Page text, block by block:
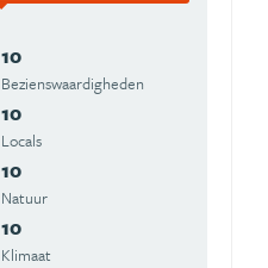
10
Beziens­waardigheden
10
Locals
10
Natuur
10
Klimaat